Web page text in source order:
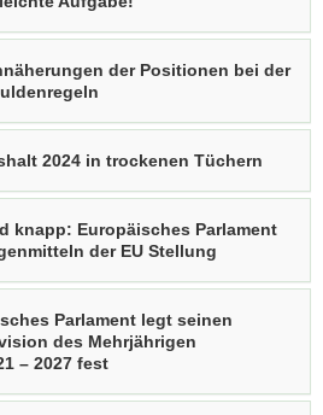
der Positionen bei der
2024 in trockenen Tüchern
knapp: Europäisches Parlament
der EU Stellung
Parlament legt seinen
des Mehrjährigen
– 2027 fest